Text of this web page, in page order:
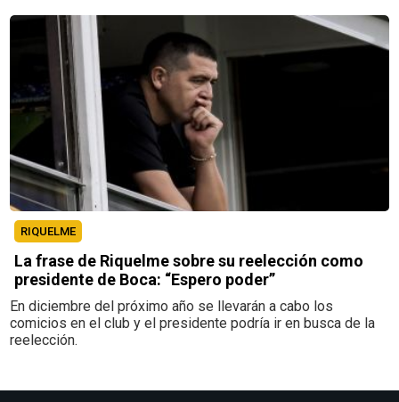
RIQUELME
La frase de Riquelme sobre su reelección como
presidente de Boca: “Espero poder”
En diciembre del próximo año se llevarán a cabo los
comicios en el club y el presidente podría ir en busca de la
reelección.